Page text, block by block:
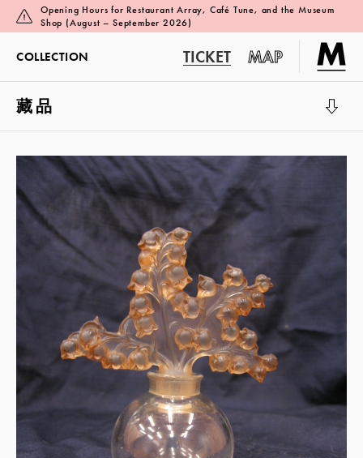
Opening Hours for Restaurant Array, Café Tune, and the Museum
Shop (August – September 2026)
COLLECTION TICKET MAP
藏品